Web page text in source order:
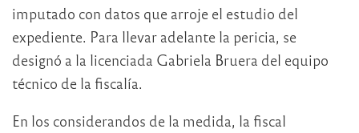
imputado con datos que arroje el estudio del
expediente. Para llevar adelante la pericia, se
designó a la licenciada Gabriela Bruera del equipo
técnico de la fiscalía.
En los considerandos de la medida, la fiscal